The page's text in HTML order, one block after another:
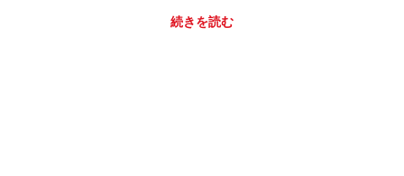
続きを読む